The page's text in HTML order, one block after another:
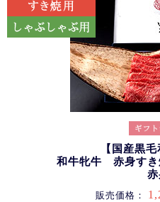
【国産黒毛
和牛牝牛 赤身すき
販売価格：